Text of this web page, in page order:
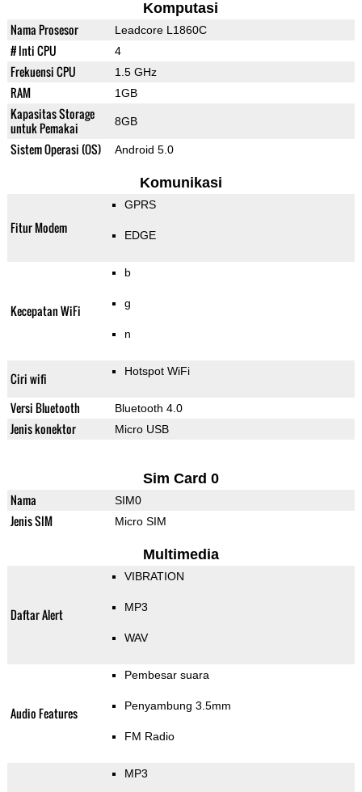
Komputasi
Nama Prosesor Leadcore L1860C
# Inti CPU 4
Frekuensi CPU 1.5 GHz
RAM 1GB
Kapasitas Storage
untuk Pemakai
8GB
Sistem Operasi (OS) Android 5.0
Komunikasi
Fitur Modem
GPRS
EDGE
Kecepatan WiFi
b
g
n
Ciri wifi Hotspot WiFi
Versi Bluetooth Bluetooth 4.0
Jenis konektor Micro USB
Sim Card 0
Nama SIM0
Jenis SIM Micro SIM
Multimedia
Daftar Alert
VIBRATION
MP3
WAV
Audio Features
Pembesar suara
Penyambung 3.5mm
FM Radio
MP3